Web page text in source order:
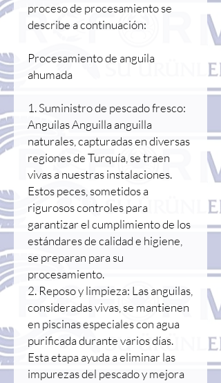
proceso de procesamiento se
describe a continuación:
Procesamiento de anguila
ahumada
1. Suministro de pescado fresco:
Anguilas Anguilla anguilla
naturales, capturadas en diversas
regiones de Turquía, se traen
vivas a nuestras instalaciones.
Estos peces, sometidos a
rigurosos controles para
garantizar el cumplimiento de los
estándares de calidad e higiene,
se preparan para su
procesamiento.
2. Reposo y limpieza: Las anguilas,
consideradas vivas, se mantienen
en piscinas especiales con agua
purificada durante varios días.
Esta etapa ayuda a eliminar las
impurezas del pescado y mejora